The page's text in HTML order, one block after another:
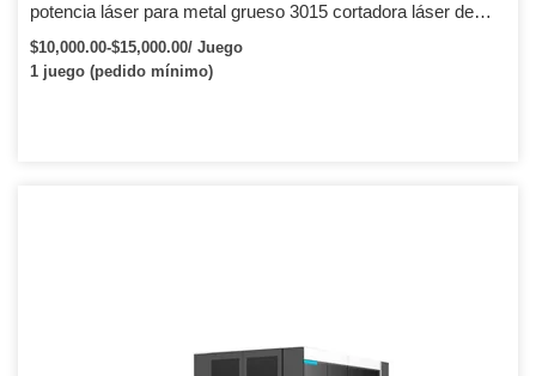
potencia láser para metal grueso 3015 cortadora láser de
fibra cortadora láser de chapa
$10,000.00-$15,000.00/ Juego
1 juego (pedido mínimo)